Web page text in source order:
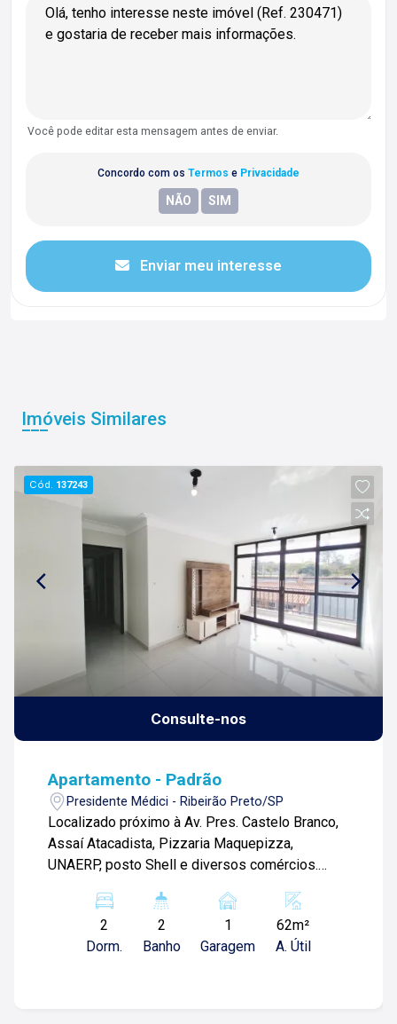
Você pode editar esta mensagem antes de enviar.
Concordo com os Termos e Privacidade
Enviar meu interesse
Imóveis Similares
Cód. 137243
Consulte-nos
Apartamento - Padrão
Presidente Médici - Ribeirão Preto/SP
Localizado próximo à Av. Pres. Castelo Branco,
Assaí Atacadista, Pizzaria Maquepizza,
UNAERP, posto Shell e diversos comércios.
armários, sendo 01 climatizado; -01 banheiro
social com gabionete e box blindex; -01 lavabo;
-Sala 02 ambientes com painel de TV e sacada;
2
Dorm.
2
Banho
1
Garagem
62m²
A. Útil